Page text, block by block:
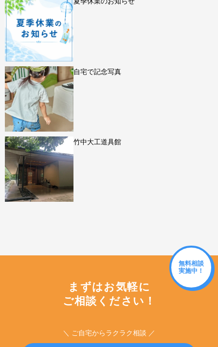
自宅で記念写真
竹中大工道具館
無料相談
実施中！
まずはお気軽に
ご相談ください！
＼ ご自宅からラクラク相談 ／